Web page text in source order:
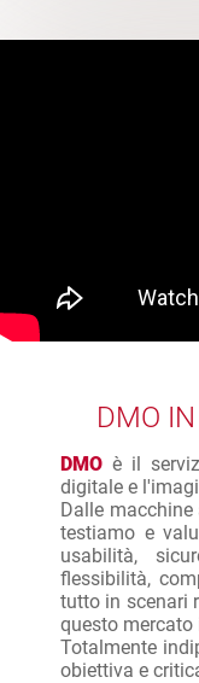
DMO
DMO è il
digitale e
Dalle
testiamo e
usabilità,
flessibilità,
tutto in scenari
questo mercato
Totalmente
obiettiva e